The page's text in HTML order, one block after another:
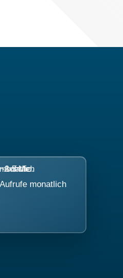
Aufrufe monatlich